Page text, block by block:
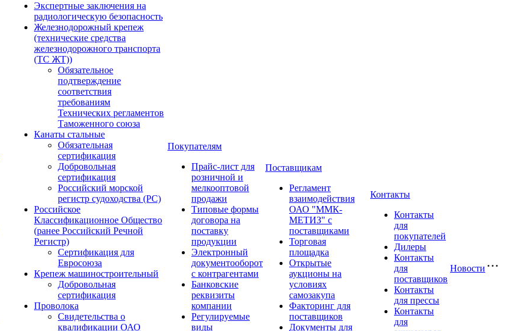
Экспертные заключения на
радиологическую безопасность
Железнодорожный крепеж
(технические средства
железнодорожного транспорта
(ТС ЖТ))
Обязательное
подтверждение
соответствия
требованиям
Технических регламентов
Таможенного союза
Канаты стальные
Обязательная
сертификация
Добровольная
сертификация
Российский морской
регистр судоходства (РС)
Российское
Классификационное Общество
(ранее Российский Речной
Регистр)
Сертификация для
Евросоюза
Крепеж машиностроительный
Добровольная
сертификация
Проволока
Свидетельства о
квалификации ОАО
Покупателям
Прайс-лист для
розничной и
мелкооптовой
продажи
Типовые формы
договора на
поставку
продукции
Электронный
документооборот
с контрагентами
Банковские
реквизиты
компании
Регулируемые
виды
Поставщикам
Регламент
взаимодействия
ОАО "ММК-
МЕТИЗ" с
поставщиками
Торговая
площадка
Открытые
аукционы на
условиях
самозакупа
Факторинг для
поставщиков
Документы для
Контакты
Контакты
для
покупателей
Дилеры
Контакты
для
поставщиков
Контакты
для прессы
Контакты
для
Новости